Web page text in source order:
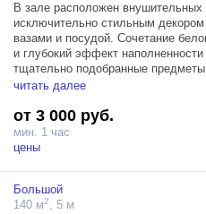
В зале расположен
исключительно стильным
вазами и посудой. Сочетание
и глубокий эффект
тщательно подобранные
терракотовой стены с эффектом
складываются в тонкую и
Мансардные окна в пол 5 х 6м,
Зал располагает тремя
читать далее
от 3 000 руб.
мин. 1 час
цены
Большой
140 м2, 5 м